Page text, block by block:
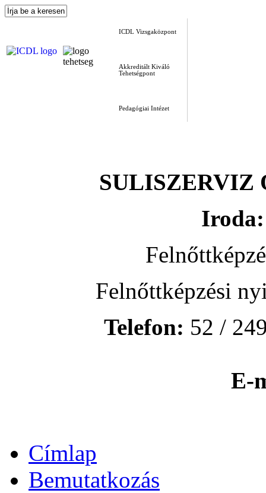
ICDL Vizsgaközpont
Akkreditált Kiváló
Tehetségpont
Pedagógiai Intézet
SULISZERVIZ
Iroda:
Felnőttképzési
Telefon: 52 /
E-
Címlap
Bemutatkozás